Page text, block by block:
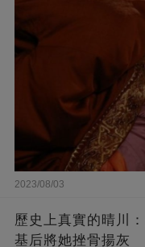
2023/08/03
歷史上真實的晴川
基后將她挫骨揚灰